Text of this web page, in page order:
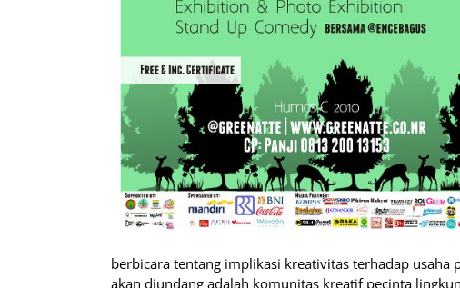
berbicara tentang implikasi kreativitas terhadap usaha
akan diundang adalah komunitas kreatif pecinta